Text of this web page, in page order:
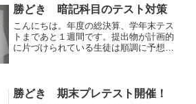
ん 英語５ 数学５（キー...
勝どき 暗記科目のテスト対策
こんにちは。年度の総決算、学年末テス
トまであと１週間です。提出物が計画的
に片づけられている生徒は順調に予想問
に多いのは理科。中３受験...
勝どき 期末プレテスト開催！